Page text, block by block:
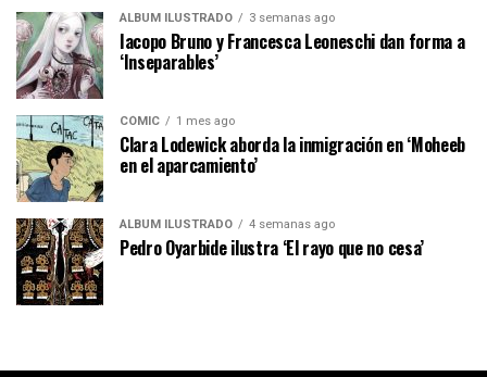
ÁLBUM ILUSTRADO 3 semanas ago
Iacopo Bruno y Francesca Leoneschi dan forma a
‘Inseparables’
CÓMIC 1 mes ago
Clara Lodewick aborda la inmigración en ‘Moheeb
en el aparcamiento’
ÁLBUM ILUSTRADO 4 semanas ago
Pedro Oyarbide ilustra ‘El rayo que no cesa’